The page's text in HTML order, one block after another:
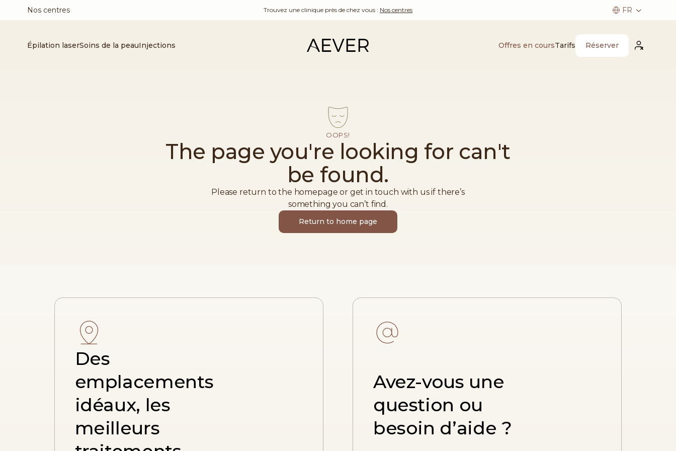
Nos centres Trouvez une clinique près de chez vous : Nos centres
Épilation laserSoins de la peauInjections Offres en coursTarifs Réserver
OOPS!
The page you're looking for can't
be found.
Please return to the homepage or get in touch with us if there’s
something you can’t find.
Return to home page
Des
emplacements
idéaux, les
meilleurs
Avez-vous une
question ou
besoin d’aide ?